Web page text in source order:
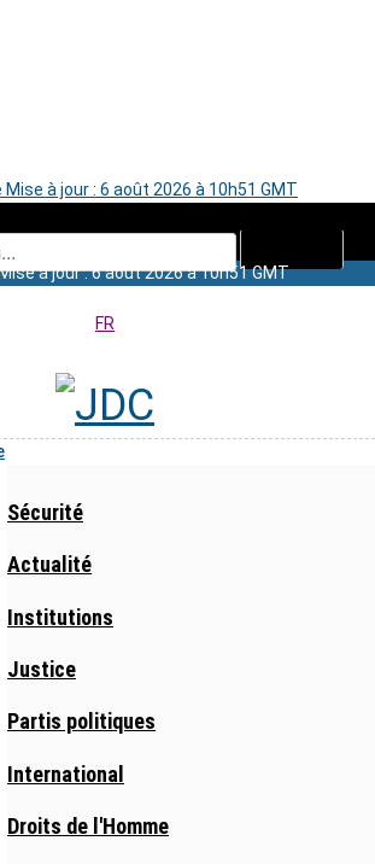
Mise à jour : 6 août 2026 à 10h51 GMT
à jour : 6 août 2026 à 10h51 GMT
FR
Sécurité
Actualité
Institutions
Justice
Partis politiques
International
Droits de l'Homme